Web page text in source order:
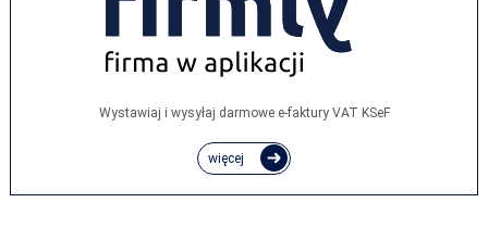
Wystawiaj i wysyłaj darmowe e‑faktury VAT KSeF
więcej